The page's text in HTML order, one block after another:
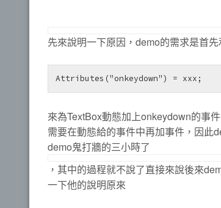
先來說明一下原因，demo的需求是首
Attributes("onkeydown") = xxx;
來為TextBox動態加上onkeydown的事
需要在動態給的事件中再加事件，因此
demo鬼打牆的三小時了
，其中的過程就不說了直接來說後來
一下他的說明原來